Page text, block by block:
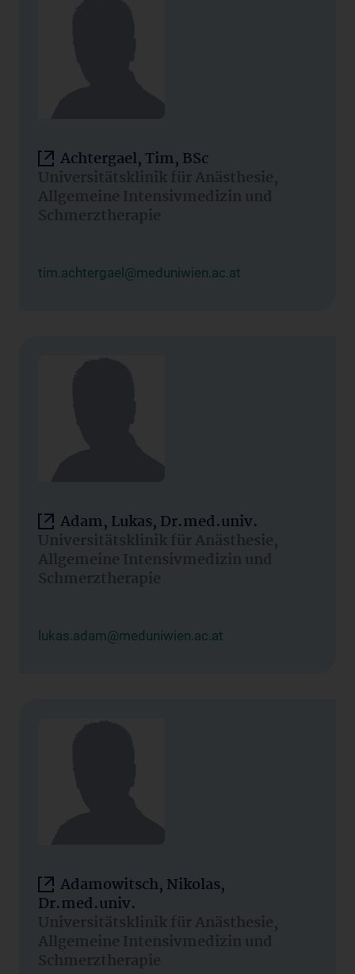
Achtergael, Tim, BSc
Universitätsklinik für Anästhesie,
Allgemeine Intensivmedizin und
Schmerztherapie
tim.achtergael@meduniwien.ac.at
Adam, Lukas, Dr.med.univ.
Universitätsklinik für Anästhesie,
Allgemeine Intensivmedizin und
Schmerztherapie
lukas.adam@meduniwien.ac.at
Adamowitsch, Nikolas,
Dr.med.univ.
Universitätsklinik für Anästhesie,
Allgemeine Intensivmedizin und
Schmerztherapie